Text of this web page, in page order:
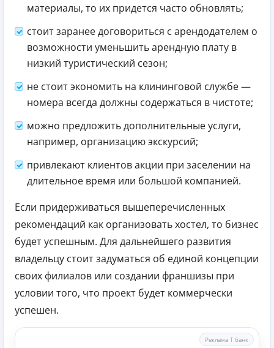
материалы, то их придется часто обновлять;
стоит заранее договориться с арендодателем о
возможности уменьшить арендную плату в
низкий туристический сезон;
не стоит экономить на клининговой службе —
номера всегда должны содержаться в чистоте;
можно предложить дополнительные услуги,
например, организацию экскурсий;
привлекают клиентов акции при заселении на
длительное время или большой компанией.
Если придерживаться вышеперечисленных
рекомендаций как организовать хостел, то бизнес
будет успешным. Для дальнейшего развития
владельцу стоит задуматься об единой концепции
своих филиалов или создании франшизы при
условии того, что проект будет коммерчески
успешен.
Реклама Т банк